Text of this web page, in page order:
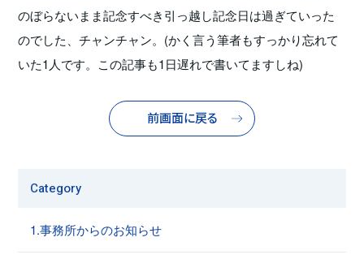
のぼらないまま記念すべき引っ越し記念日は過ぎていった
のでした、チャンチャン。(かく言う筆者もすっかり忘れて
いた1人です。この記事も1日遅れで書いてますしね)
前画面に戻る
Category
1.事務所からのお知らせ